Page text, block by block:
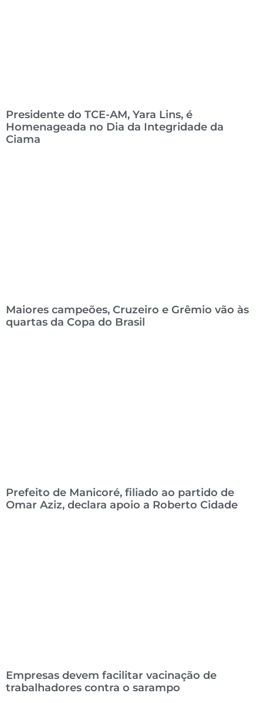
Presidente do TCE-AM, Yara Lins, é
Homenageada no Dia da Integridade da
Ciama
Maiores campeões, Cruzeiro e Grêmio vão às
quartas da Copa do Brasil
Prefeito de Manicoré, filiado ao partido de
Omar Aziz, declara apoio a Roberto Cidade
Empresas devem facilitar vacinação de
trabalhadores contra o sarampo